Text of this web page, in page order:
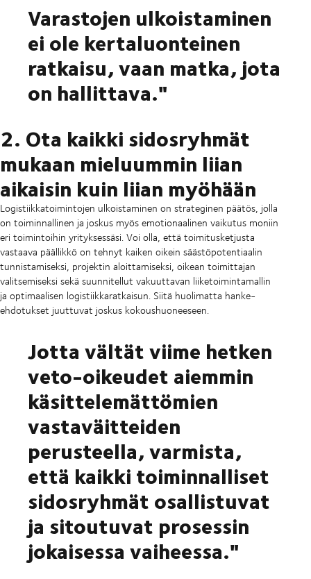
Varastojen ulkoistaminen
ei ole kertaluonteinen
ratkaisu, vaan matka, jota
on hallittava."
2. Ota kaikki sidosryhmät
mukaan mieluummin liian
aikaisin kuin liian myöhään
Logistiikkatoimintojen ulkoistaminen on strateginen päätös, jolla
on toiminnallinen ja joskus myös emotionaalinen vaikutus moniin
eri toimintoihin yrityksessäsi. Voi olla, että toimitusketjusta
vastaava päällikkö on tehnyt kaiken oikein säästöpotentiaalin
tunnistamiseksi, projektin aloittamiseksi, oikean toimittajan
valitsemiseksi sekä suunnitellut vakuuttavan liiketoimintamallin
ja optimaalisen logistiikkaratkaisun. Siitä huolimatta hanke-
ehdotukset juuttuvat joskus kokoushuoneeseen.
Jotta vältät viime hetken
veto-oikeudet aiemmin
käsittelemättömien
vastaväitteiden
perusteella, varmista,
että kaikki toiminnalliset
sidosryhmät osallistuvat
ja sitoutuvat prosessin
jokaisessa vaiheessa."